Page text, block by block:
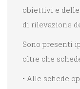
obiettivi e
di rilevazione
Sono presenti
oltre che
• Alle schede